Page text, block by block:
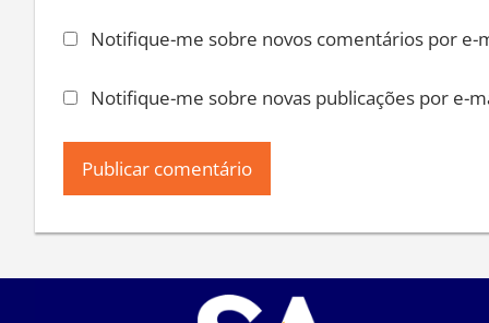
Notifique-me sobre novos comentários por e-
Notifique-me sobre novas publicações por e-